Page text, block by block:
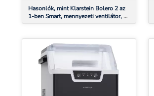
Hasonlók, mint Klarstein Bolero 2 az
1-ben Smart, mennyezeti ventilátor, Ø
132 cm, fény 55 W, távirányító,
menetirány